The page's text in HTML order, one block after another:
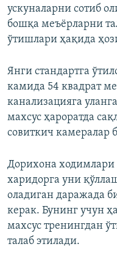
ускуналарни сотиб
бошқа меъёрларни
ўтишлари ҳақида
Янги стандартга
камида 54 квадрат
канализацияга
махсус ҳароратда
совиткич камералар
Дорихона ходимлари
харидорга уни
оладиган даражада
керак. Бунинг учун
махсус тренингдан
талаб этилади.